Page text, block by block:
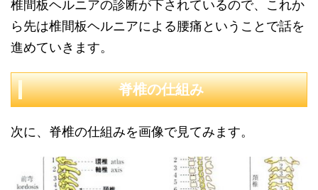
椎間板ヘルニアの診断が下されているので、これか
ら先は椎間板ヘルニアによる腰痛ということで話を
進めていきます。
脊椎の仕組み
次に、脊椎の仕組みを画像で見てみます。